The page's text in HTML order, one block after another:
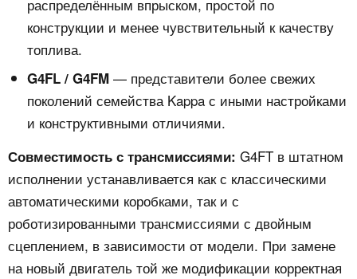
распределённым впрыском, простой по
конструкции и менее чувствительный к качеству
топлива.
G4FL / G4FM — представители более свежих
поколений семейства Kappa с иными настройками
и конструктивными отличиями.
Совместимость с трансмиссиями: G4FT в штатном
исполнении устанавливается как с классическими
автоматическими коробками, так и с
роботизированными трансмиссиями с двойным
сцеплением, в зависимости от модели. При замене
на новый двигатель той же модификации корректная